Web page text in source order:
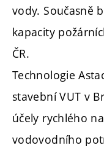
vody. Současně
kapacity
ČR.
Technologie
stavební VUT v
účely rychlého
vodovodního